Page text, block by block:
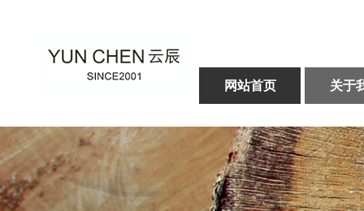
网站首页 关于